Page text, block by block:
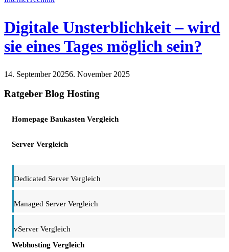
Digitale Unsterblichkeit – wird
sie eines Tages möglich sein?
14. September 20256. November 2025
Ratgeber Blog Hosting
Homepage Baukasten Vergleich
Server Vergleich
Dedicated Server Vergleich
Managed Server Vergleich
vServer Vergleich
Webhosting Vergleich